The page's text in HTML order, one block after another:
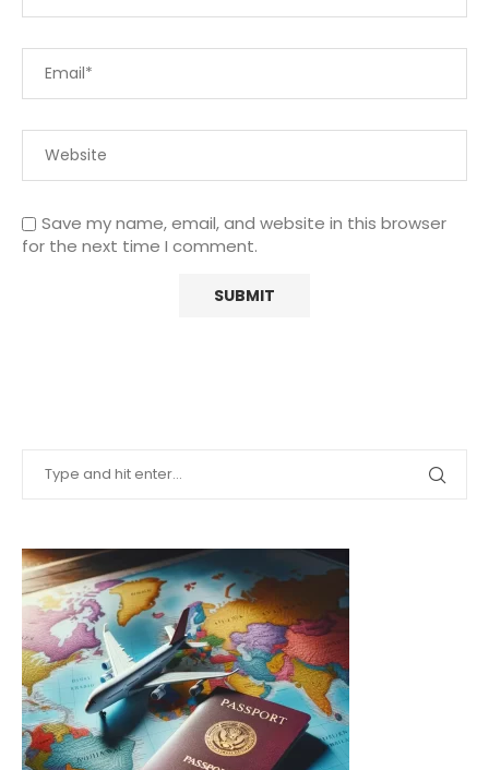
Save my name, email, and website in this browser
for the next time I comment.